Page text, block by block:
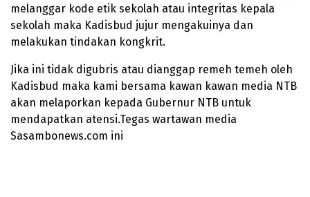
melanggar kode etik sekolah atau integritas kepala
sekolah maka Kadisbud jujur mengakuinya dan
melakukan tindakan kongkrit.
Jika ini tidak digubris atau dianggap remeh temeh oleh
Kadisbud maka kami bersama kawan kawan media NTB
akan melaporkan kepada Gubernur NTB untuk
mendapatkan atensi.Tegas wartawan media
Sasambonews.com ini